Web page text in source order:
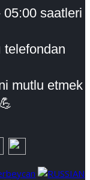
05:00saatleri
telefondan
mutlu etmek